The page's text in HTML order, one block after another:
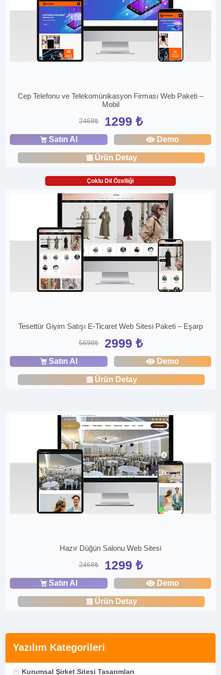
Yazılım Kategorileri
Kurumsal Şirket Sitesi Tasarımları
Cep Telefonu ve Telekomünikasyon Firması Web Paketi –
Mobil
2468₺ 1299 ₺
Satın Al Demo
Ürün Detay
Çoklu Dil Özelliği
Tesettür Giyim Satışı E-Ticaret Web Sitesi Paketi – Eşarp
5698₺ 2999 ₺
Satın Al Demo
Ürün Detay
Hazır Düğün Salonu Web Sitesi
2468₺ 1299 ₺
Satın Al Demo
Ürün Detay